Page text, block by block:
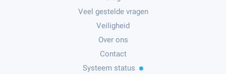
Veel gestelde vragen
Veiligheid
Over ons
Contact
Systeem status